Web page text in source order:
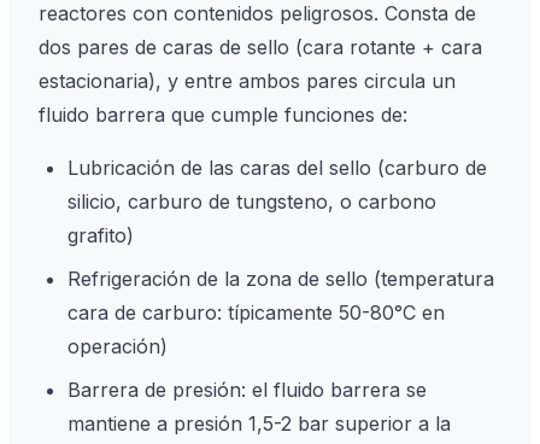
reactores con contenidos peligrosos. Consta de
dos pares de caras de sello (cara rotante + cara
estacionaria), y entre ambos pares circula un
fluido barrera que cumple funciones de:
Lubricación de las caras del sello (carburo de
silicio, carburo de tungsteno, o carbono
grafito)
Refrigeración de la zona de sello (temperatura
cara de carburo: típicamente 50-80°C en
operación)
Barrera de presión: el fluido barrera se
mantiene a presión 1,5-2 bar superior a la